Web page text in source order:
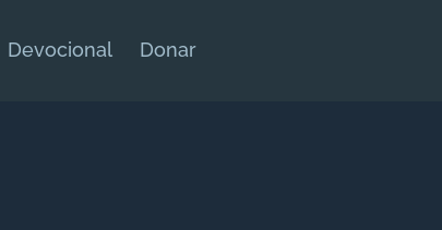
Devocional Donar